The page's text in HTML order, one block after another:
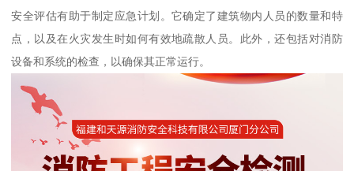
安全评估有助于制定应急计划。它确定了建筑物内人员的数量和特
点，以及在火灾发生时如何有效地疏散人员。此外，还包括对消防
设备和系统的检查，以确保其正常运行。